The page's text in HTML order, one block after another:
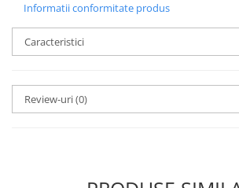
Informatii conformitate produs
Caracteristici
Review-uri(0)